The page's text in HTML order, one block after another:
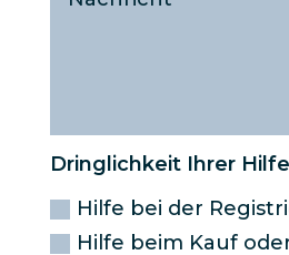
Dringlichkeit Ihrer
Hilfe bei der
Hilfe beim Kauf